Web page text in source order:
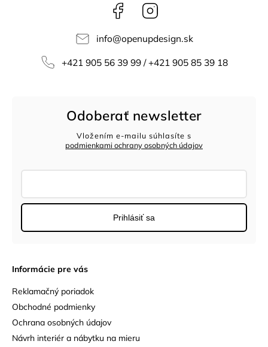
Facebook
info@openupdesign.sk
+421 905 56 39 99 / +421 905 85 39 18
Informácie pre vás
Reklamačný poriadok
Obchodné podmienky
Ochrana osobných údajov
Návrh interiér a nábytku na mieru
Odoberať newsletter
Vložením e-mailu súhlasíte s
podmienkami ochrany osobných údajov
Prihlásiť sa